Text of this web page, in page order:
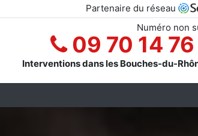
Partenaire du réseau
Numéro non
09 70 14 76
Interventions dans les Bouches-du-